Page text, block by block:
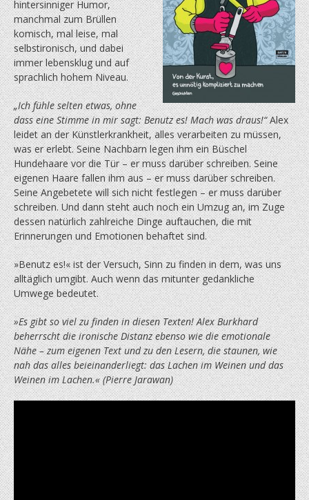
hintersinniger Humor,
manchmal zum Brüllen
komisch, mal leise, mal
selbstironisch, und dabei
immer lebensklug und auf
sprachlich hohem Niveau.
„Ich fühle selten etwas, ohne
dass eine Stimme in mir sagt: Benutz es! Mach was draus!“Alex
leidet an der Künstlerkrankheit, alles verarbeiten zu müssen,
was er erlebt. Seine Nachbarn legen ihm ein Büschel
Hundehaare vor die Tür – er muss darüber schreiben. Seine
eigenen Haare fallen ihm aus – er muss darüber schreiben.
Seine Angebetete will sich nicht festlegen – er muss darüber
schreiben. Und dann steht auch noch ein Umzug an, im Zuge
dessen natürlich zahlreiche Dinge auftauchen, die mit
Erinnerungen und Emotionen behaftet sind.
»Benutz es!« ist der Versuch, Sinn zu finden in dem, was uns
alltäglich umgibt. Auch wenn das mitunter gedankliche
Umwege bedeutet.
»Es gibt so viel zu finden in diesen Texten! Alex Burkhard
beherrscht die ironische Distanz ebenso wie die emotionale
Nähe – zum eigenen Text und zu den Lesern, die staunen, wie
nah das alles beieinanderliegt: das Lachen im Weinen und das
Weinen im Lachen.« (Pierre Jarawan)